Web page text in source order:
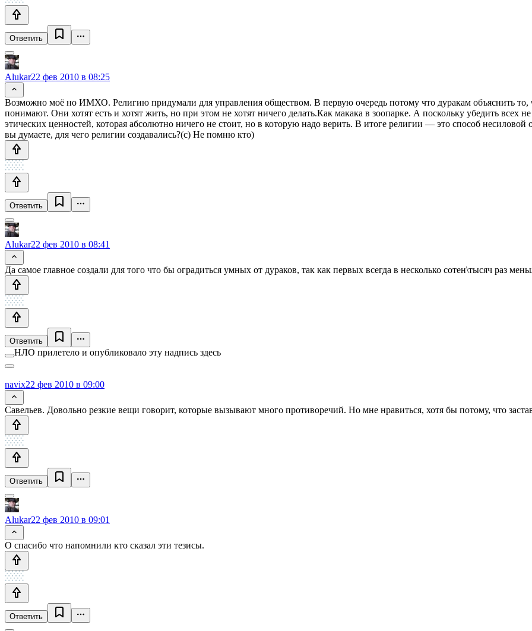
Ответить
Alukar22 фев 2010 в 08:25
Возможно моё но ИМХО. Религию придумали для управления обществом. В первую очередь потому что дуракам объяснить то,
понимают. Они хотят есть и хотят жить, но при этом не хотят ничего делать.Как макака в зоопарке. А поскольку убедить всех
этических ценностей, которая абсолютно ничего не стоит, но в которую надо верить. В итоге религии — это способ
вы думаете, для чего религии создавались?(с) Не помню кто)
Ответить
Alukar22 фев 2010 в 08:41
Да самое главное создали для того что бы оградиться умных от дураков, так как первых всегда в несколько сотен\тысяч раз
Ответить
НЛО прилетело и опубликовало эту надпись здесь
navix22 фев 2010 в 09:00
Савельев. Довольно резкие вещи говорит, которые вызывают много противоречий. Но мне нравиться, хотя бы потому, что
Ответить
Alukar22 фев 2010 в 09:01
О спасибо что напомнили кто сказал эти тезисы.
Ответить